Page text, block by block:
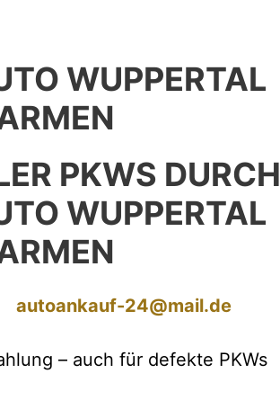
WUPPERTAL
PKWS DURCH
WUPPERTAL
autoankauf-24@mail.de
– auch für defekte PKWs